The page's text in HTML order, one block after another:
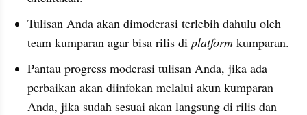
Tulisan Anda akan dimoderasi terlebih dahulu oleh
team kumparan agar bisa rilis di platform kumparan.
Pantau progress moderasi tulisan Anda, jika ada
perbaikan akan diinfokan melalui akun kumparan
Anda, jika sudah sesuai akan langsung di rilis dan